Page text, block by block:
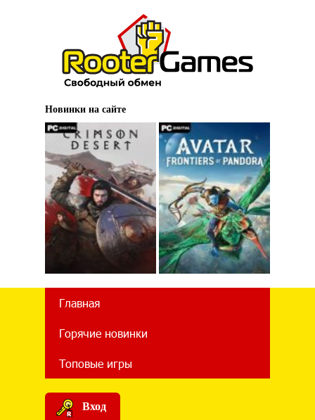
Новинки на сайте
Главная
Горячие новинки
Топовые игры
Вход